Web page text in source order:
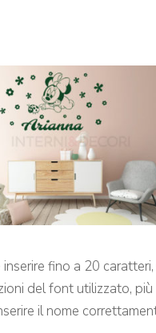
fino a 20
del font utilizzato,
il nome